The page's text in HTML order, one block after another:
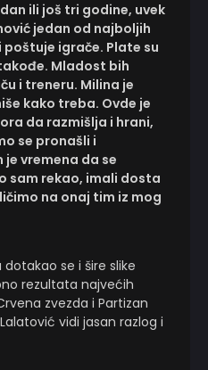
ili još tri godine, uvek
jedan od najboljih
igrače. Plate su
Mladost bih
i treneru. Milina je
kako treba. Ovde je
da razmišlja i hrani,
se pronašli i
vremena da se
sam rekao, imali dosta
na onaj tim iz mog
se i šire slike
rezultata najvećih
zvezda i Partizan
vidi jasan razlog i